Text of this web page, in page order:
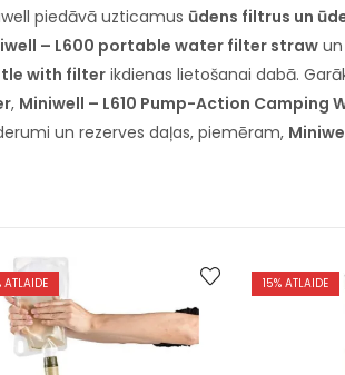
piedāvā uzticamus ūdens filtrus un
– L600 portable water filter straw un
with filterikdienas lietošanai dabā.
, Miniwell – L610 Pump-Action Camping
un rezerves daļas, piemēram,
ATLAIDE 15% ATLAIDE